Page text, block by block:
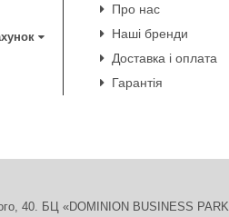
Про нас
Наші бренди
Доставка і оплата
Гарантія
40. БЦ «DOMINION BUSINESS